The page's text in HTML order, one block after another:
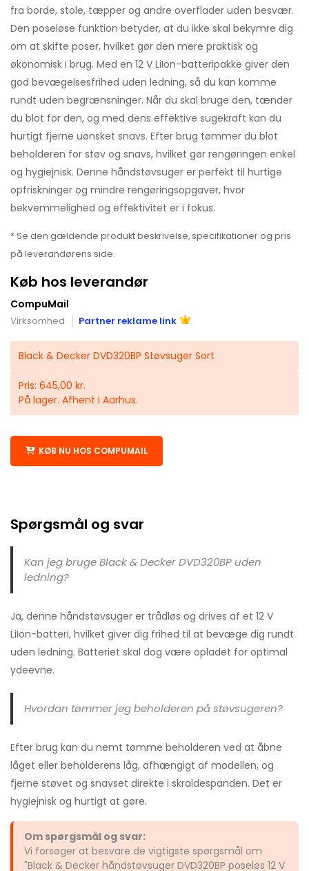
fra borde, stole, tæpper og andre overflader uden besvær.
Den poseløse funktion betyder, at du ikke skal bekymre dig
om at skifte poser, hvilket gør den mere praktisk og
økonomisk i brug. Med en 12 V LiIon-batteripakke giver den
god bevægelsesfrihed uden ledning, så du kan komme
rundt uden begrænsninger. Når du skal bruge den, tænder
du blot for den, og med dens effektive sugekraft kan du
hurtigt fjerne uønsket snavs. Efter brug tømmer du blot
beholderen for støv og snavs, hvilket gør rengøringen enkel
og hygiejnisk. Denne håndstøvsuger er perfekt til hurtige
opfriskninger og mindre rengøringsopgaver, hvor
bekvemmelighed og effektivitet er i fokus.
* Se den gældende produkt beskrivelse, specifikationer og pris
på leverandørens side.
Køb hos leverandør
CompuMail
Virksomhed Partner reklame link
Black & Decker DVD320BP Støvsuger Sort
Pris: 645,00 kr.
På lager. Afhent i Aarhus.
KØB NU HOS COMPUMAIL
Spørgsmål og svar
Kan jeg bruge Black & Decker DVD320BP uden
ledning?
Ja, denne håndstøvsuger er trådløs og drives af et 12 V
LiIon-batteri, hvilket giver dig frihed til at bevæge dig rundt
uden ledning. Batteriet skal dog være opladet for optimal
ydeevne.
Hvordan tømmer jeg beholderen på støvsugeren?
Efter brug kan du nemt tømme beholderen ved at åbne
låget eller beholderens låg, afhængigt af modellen, og
fjerne støvet og snavset direkte i skraldespanden. Det er
hygiejnisk og hurtigt at gøre.
Om spørgsmål og svar:
Vi forsøger at besvare de vigtigste spørgsmål om
"Black & Decker håndstøvsuger DVD320BP poseløs 12 V